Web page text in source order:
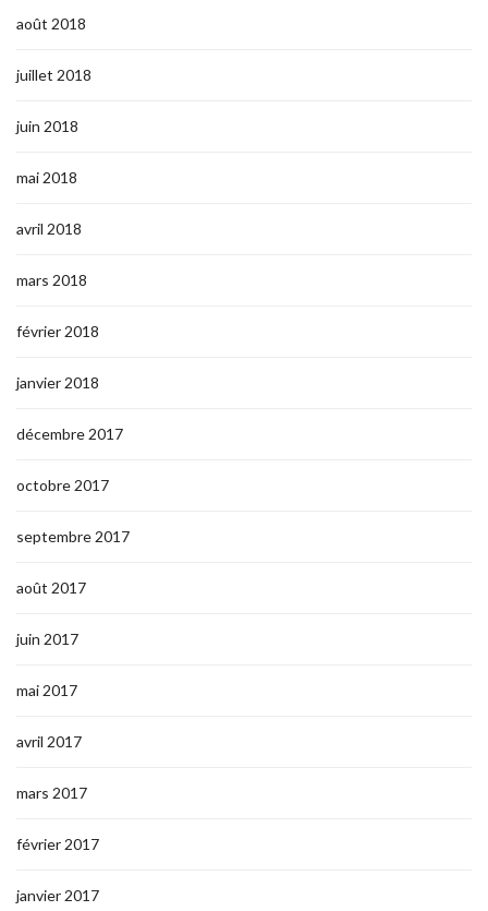
août 2018
juillet 2018
juin 2018
mai 2018
avril 2018
mars 2018
février 2018
janvier 2018
décembre 2017
octobre 2017
septembre 2017
août 2017
juin 2017
mai 2017
avril 2017
mars 2017
février 2017
janvier 2017